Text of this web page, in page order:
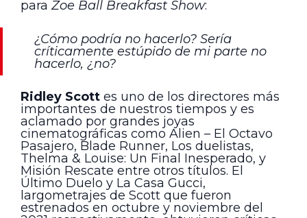
para Zoe Ball Breakfast Show:
¿Cómo podría no hacerlo? Sería
críticamente estúpido de mi parte no
hacerlo, ¿no?
Ridley Scott es uno de los directores más
importantes de nuestros tiempos y es
aclamado por grandes joyas
cinematográficas como Alien – El Octavo
Pasajero, Blade Runner, Los duelistas,
Thelma & Louise: Un Final Inesperado, y
Misión Rescate entre otros títulos. El
Último Duelo y La Casa Gucci,
largometrajes de Scott que fueron
estrenados en octubre y noviembre del